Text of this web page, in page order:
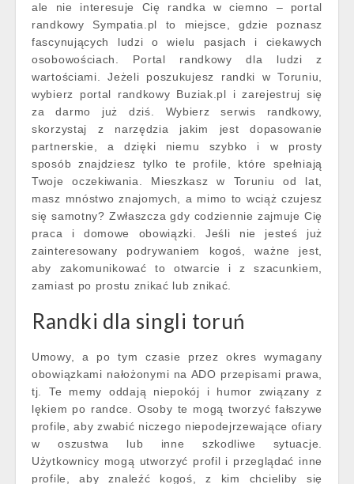
ale nie interesuje Cię randka w ciemno – portal
randkowy Sympatia.pl to miejsce, gdzie poznasz
fascynujących ludzi o wielu pasjach i ciekawych
osobowościach. Portal randkowy dla ludzi z
wartościami. Jeżeli poszukujesz randki w Toruniu,
wybierz portal randkowy Buziak.pl i zarejestruj się
za darmo już dziś. Wybierz serwis randkowy,
skorzystaj z narzędzia jakim jest dopasowanie
partnerskie, a dzięki niemu szybko i w prosty
sposób znajdziesz tylko te profile, które spełniają
Twoje oczekiwania. Mieszkasz w Toruniu od lat,
masz mnóstwo znajomych, a mimo to wciąż czujesz
się samotny? Zwłaszcza gdy codziennie zajmuje Cię
praca i domowe obowiązki. Jeśli nie jesteś już
zainteresowany podrywaniem kogoś, ważne jest,
aby zakomunikować to otwarcie i z szacunkiem,
zamiast po prostu znikać lub znikać.
Randki dla singli toruń
Umowy, a po tym czasie przez okres wymagany
obowiązkami nałożonymi na ADO przepisami prawa,
tj. Te memy oddają niepokój i humor związany z
lękiem po randce. Osoby te mogą tworzyć fałszywe
profile, aby zwabić niczego niepodejrzewające ofiary
w oszustwa lub inne szkodliwe sytuacje.
Użytkownicy mogą utworzyć profil i przeglądać inne
profile, aby znaleźć kogoś, z kim chcieliby się